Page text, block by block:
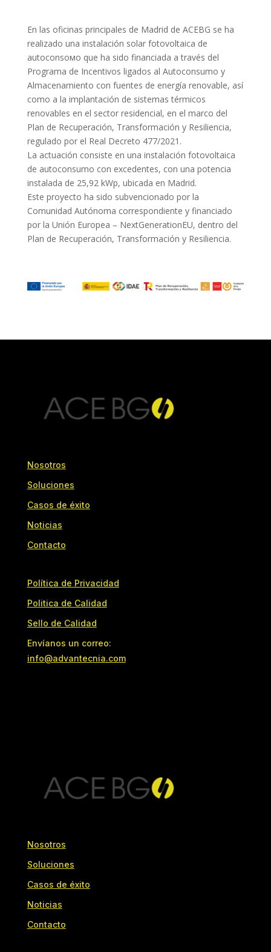
En las oficinas principales de Madrid de ACEBG se ha
realizado una instalación solar fotovoltaica de
autoconsoмo que ha sido financiada a través del
Programa de Incentivos ligados al Autoconsumo y
Almacenamiento con fuentes de energía renovable, así
como a la implantación de sistemas térmicos
renovables en el sector residencial, en el marco del
Plan de Recuperación, Transformación y Resiliencia,
regulado por el Real Decreto 477/2021.
La actuación consiste en una instalación fotovoltaica
de autoconsumo con excedentes, con una potencia
instalada de 25,92 kWp, ubicada en Madrid.
Este proyecto ha sido subvencionado por la
Comunidad Autónoma correspondiente y financiado
por la Unión Europea – NextGenerationEU, dentro del
Plan de Recuperación, Transformación y Resiliencia.
Nosotros
Soluciones
Casos de éxito
Noticias
Contacto
Política de Privacidad
Politica de Calidad
Sello de Calidad
Envíanos un correo:
info@advantecnia.com
Nosotros
Soluciones
Casos de éxito
Noticias
Contacto